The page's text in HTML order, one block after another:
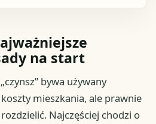
na start
bywa używany
mieszkania, ale prawnie
Najczęściej chodzi o